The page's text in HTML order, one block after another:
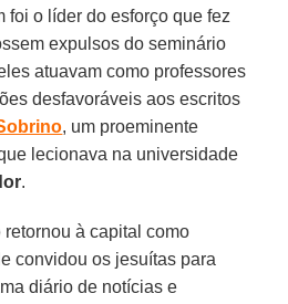
foi o líder do esforço que fez
expulsos do seminário
atuavam como professores
desfavoráveis aos escritos
, um proeminente
lecionava na universidade
.
retornou à capital como
convidou os jesuítas para
diário de notícias e